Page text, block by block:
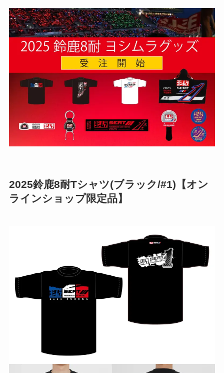
2025鈴鹿8耐Tシャツ(ブラック/#1)【オン
ラインショップ限定品】